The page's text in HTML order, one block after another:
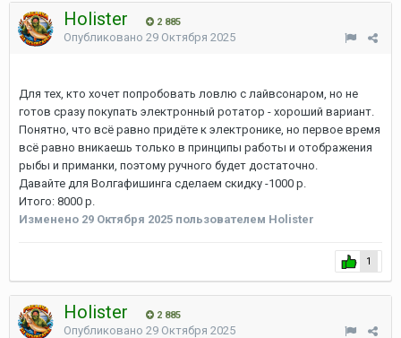
Holister 2 885
Опубликовано 29 Октября 2025
Для тех, кто хочет попробовать ловлю с лайвсонаром, но не
готов сразу покупать электронный ротатор - хороший вариант.
Понятно, что всё равно придёте к электронике, но первое время
всё равно вникаешь только в принципы работы и отображения
рыбы и приманки, поэтому ручного будет достаточно.
Давайте для Волгафишинга сделаем скидку -1000 р.
Итого: 8000 р.
Изменено 29 Октября 2025 пользователем Holister
1
Holister 2 885
Опубликовано 29 Октября 2025